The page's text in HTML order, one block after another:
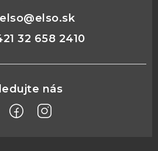
elso@elso.sk
32 658 2410